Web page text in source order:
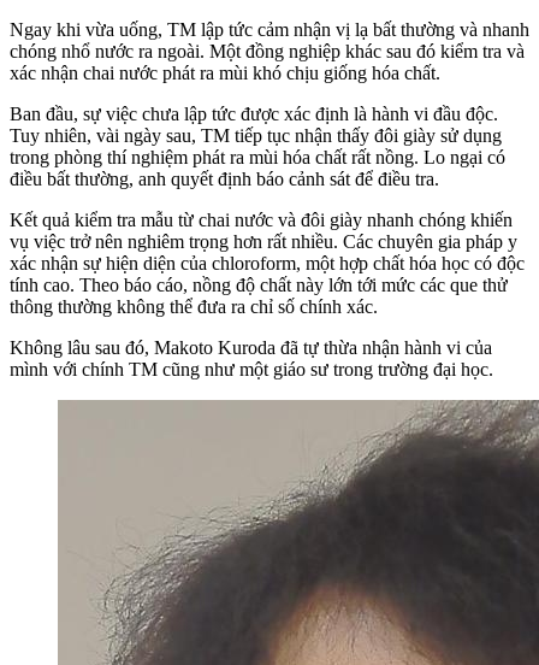
Ngay khi vừa uống, TM lập tức cảm nhận vị lạ bất thường và nhanh
chóng nhổ nước ra ngoài. Một đồng nghiệp khác sau đó kiểm tra và
xác nhận chai nước phát ra mùi khó chịu giống hóa chất.
Ban đầu, sự việc chưa lập tức được xác định là hành vi đầu độc.
Tuy nhiên, vài ngày sau, TM tiếp tục nhận thấy đôi giày sử dụng
trong phòng thí nghiệm phát ra mùi hóa chất rất nồng. Lo ngại có
điều bất thường, anh quyết định báo cảnh sát để điều tra.
Kết quả kiểm tra mẫu từ chai nước và đôi giày nhanh chóng khiến
vụ việc trở nên nghiêm trọng hơn rất nhiều. Các chuyên gia pháp y
xác nhận sự hiện diện của chloroform, một hợp chất hóa học có độc
tính cao. Theo báo cáo, nồng độ chất này lớn tới mức các que thử
thông thường không thể đưa ra chỉ số chính xác.
Không lâu sau đó, Makoto Kuroda đã tự thừa nhận hành vi của
mình với chính TM cũng như một giáo sư trong trường đại học.